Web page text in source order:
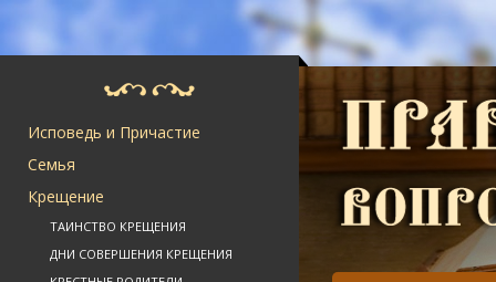
Исповедь и Причастие
Семья
Крещение
ТАИНСТВО КРЕЩЕНИЯ
ДНИ СОВЕРШЕНИЯ КРЕЩЕНИЯ